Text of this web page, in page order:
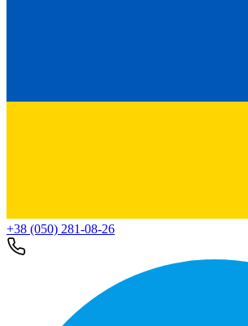
+38 (050) 281-08-26